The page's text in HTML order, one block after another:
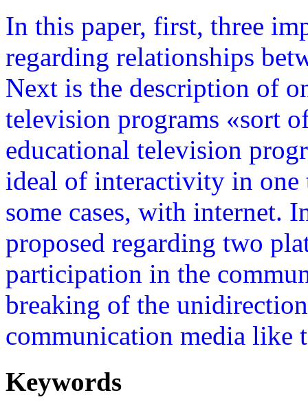
In this paper, first, three
regarding relationships
Next is the description of
television programs «sort
educational television
ideal of interactivity in one
some cases, with internet.
proposed regarding two
participation in the
breaking of the
communication media like
Keywords